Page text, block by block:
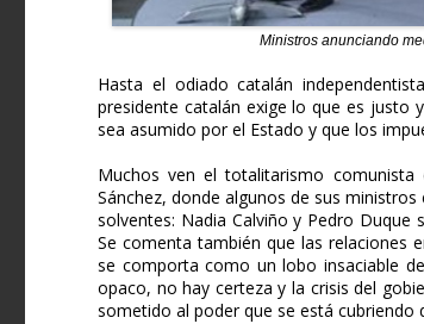
Ministros anunciando
Hasta el odiado catalán
presidente catalán exige lo que es justo
sea asumido por el Estado y que los
Muchos ven el totalitarismo comunista
Sánchez, donde algunos de sus
solventes: Nadia Calviño y Pedro
Se comenta también que las relaciones
se comporta como un lobo insaciable
opaco, no hay certeza y la crisis del
sometido al poder que se está cubriendo